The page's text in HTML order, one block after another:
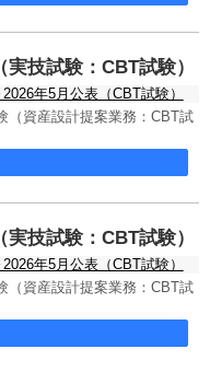
技試験：CBT試験）
年5月公表（CBT試験）
（資産設計提案業務：CBT試
技試験：CBT試験）
年5月公表（CBT試験）
（資産設計提案業務：CBT試